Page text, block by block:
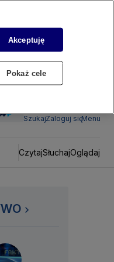
SzukajZaloguj sięMenu
CzytajSłuchajOglądaj
Akceptuję
Pokaż cele